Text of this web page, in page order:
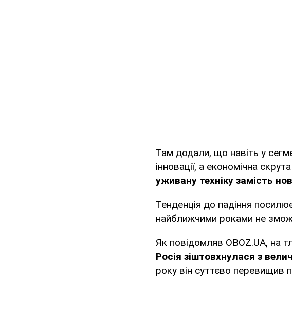
Там додали, що навіть у
інновації, а економічна
уживану техніку замість
Тенденція до падіння
найближчими роками не
Як повідомляв OBOZ.UA, на
Росія зіштовхнулася з
року він суттєво перевищив